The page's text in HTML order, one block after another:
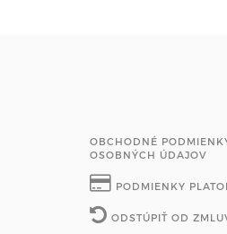
OBCHODNÉ
OSOBNÝCH ÚDAJOV
PODMIENKY
ODSTÚPIŤ OD